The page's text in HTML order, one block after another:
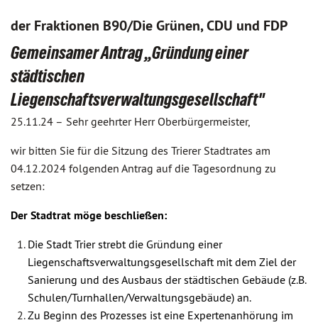
der Fraktionen B90/Die Grünen, CDU und FDP
Gemeinsamer Antrag „Gründung einer
städtischen
Liegenschaftsverwaltungsgesellschaft"
25.11.24 – Sehr geehrter Herr Oberbürgermeister,
wir bitten Sie für die Sitzung des Trierer Stadtrates am
04.12.2024 folgenden Antrag auf die Tagesordnung zu
setzen:
Der Stadtrat möge beschließen:
Die Stadt Trier strebt die Gründung einer
Liegenschaftsverwaltungsgesellschaft mit dem Ziel der
Sanierung und des Ausbaus der städtischen Gebäude (z.B.
Schulen/Turnhallen/Verwaltungsgebäude) an.
Zu Beginn des Prozesses ist eine Expertenanhörung im